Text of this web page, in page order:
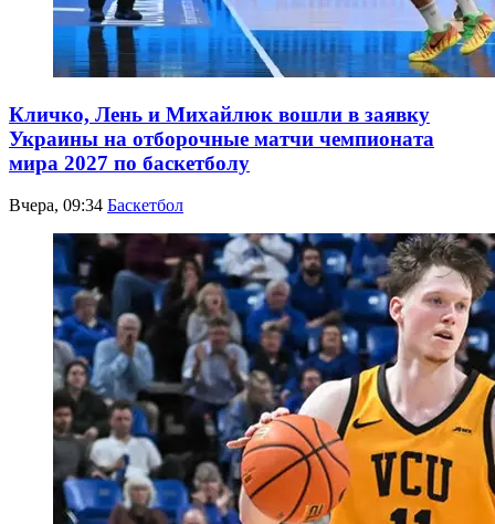
Кличко, Лень и Михайлюк вошли в заявку
Украины на отборочные матчи чемпионата
мира 2027 по баскетболу
Вчера, 09:34 Баскетбол